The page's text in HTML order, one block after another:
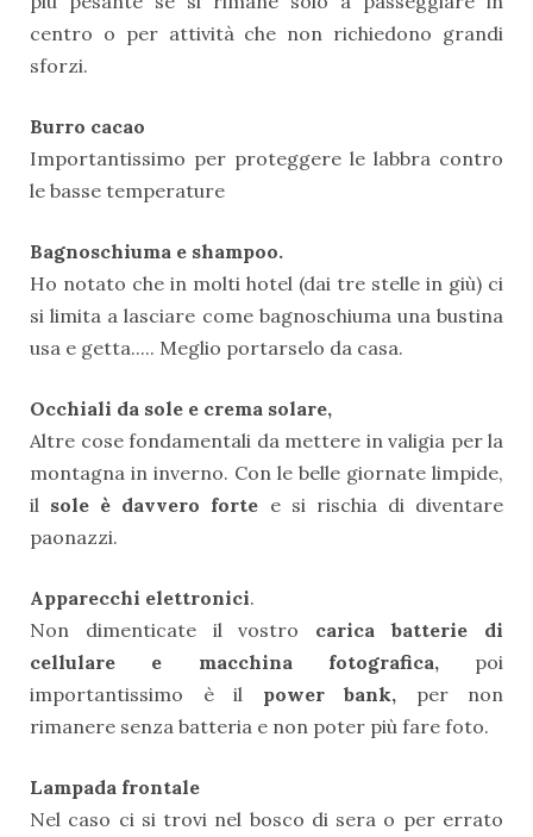
centro o per attività che non richiedono grandi
sforzi.
Burro cacao
Importantissimo per proteggere le labbra contro
le basse temperature
Bagnoschiuma e shampoo.
Ho notato che in molti hotel (dai tre stelle in giù) ci
si limita a lasciare come bagnoschiuma una bustina
usa e getta..... Meglio portarselo da casa.
Occhiali da sole e crema solare,
Altre cose fondamentali da mettere in valigia per la
montagna in inverno. Con le belle giornate limpide,
il sole è davvero forte e si rischia di diventare
paonazzi.
Apparecchi elettronici.
Non dimenticate il vostro carica batterie di
cellulare e macchina fotografica, poi
importantissimo è il power bank, per non
rimanere senza batteria e non poter più fare foto.
Lampada frontale
Nel caso ci si trovi nel bosco di sera o per errato